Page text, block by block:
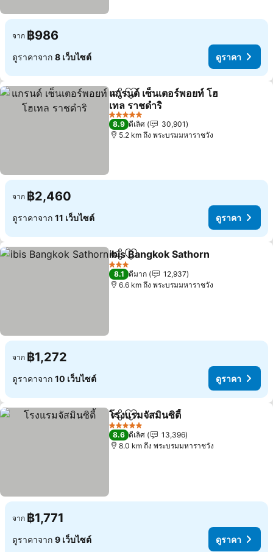
จาก ฿986
ดูราคาจาก 8 เว็บไซต์ ดูราคา
แชร์ เพิ่มในรายการโปรด
แกรนด์ เซ็นเตอร์พอยท์ โฮ
เทล ราชดำริ
ดูราคา
5 ดาว
8.9 ดีเลิศ
30,901
5.2 km ถึง พระบรมมหาราชวัง
จาก ฿2,460
ดูราคาจาก 11 เว็บไซต์ ดูราคา
แชร์ เพิ่มในรายการโปรด
ibis Bangkok Sathorn
3 ดาว
8.1 ดีมาก
12,937
6.6 km ถึง พระบรมมหาราชวัง
จาก ฿1,272
ดูราคาจาก 10 เว็บไซต์ ดูราคา
แชร์ เพิ่มในรายการโปรด
โรงแรมจัสมินซิตี้
5 ดาว
8.6 ดีเลิศ
13,396
8.0 km ถึง พระบรมมหาราชวัง
จาก ฿1,771
ดูราคาจาก 9 เว็บไซต์ ดูราคา